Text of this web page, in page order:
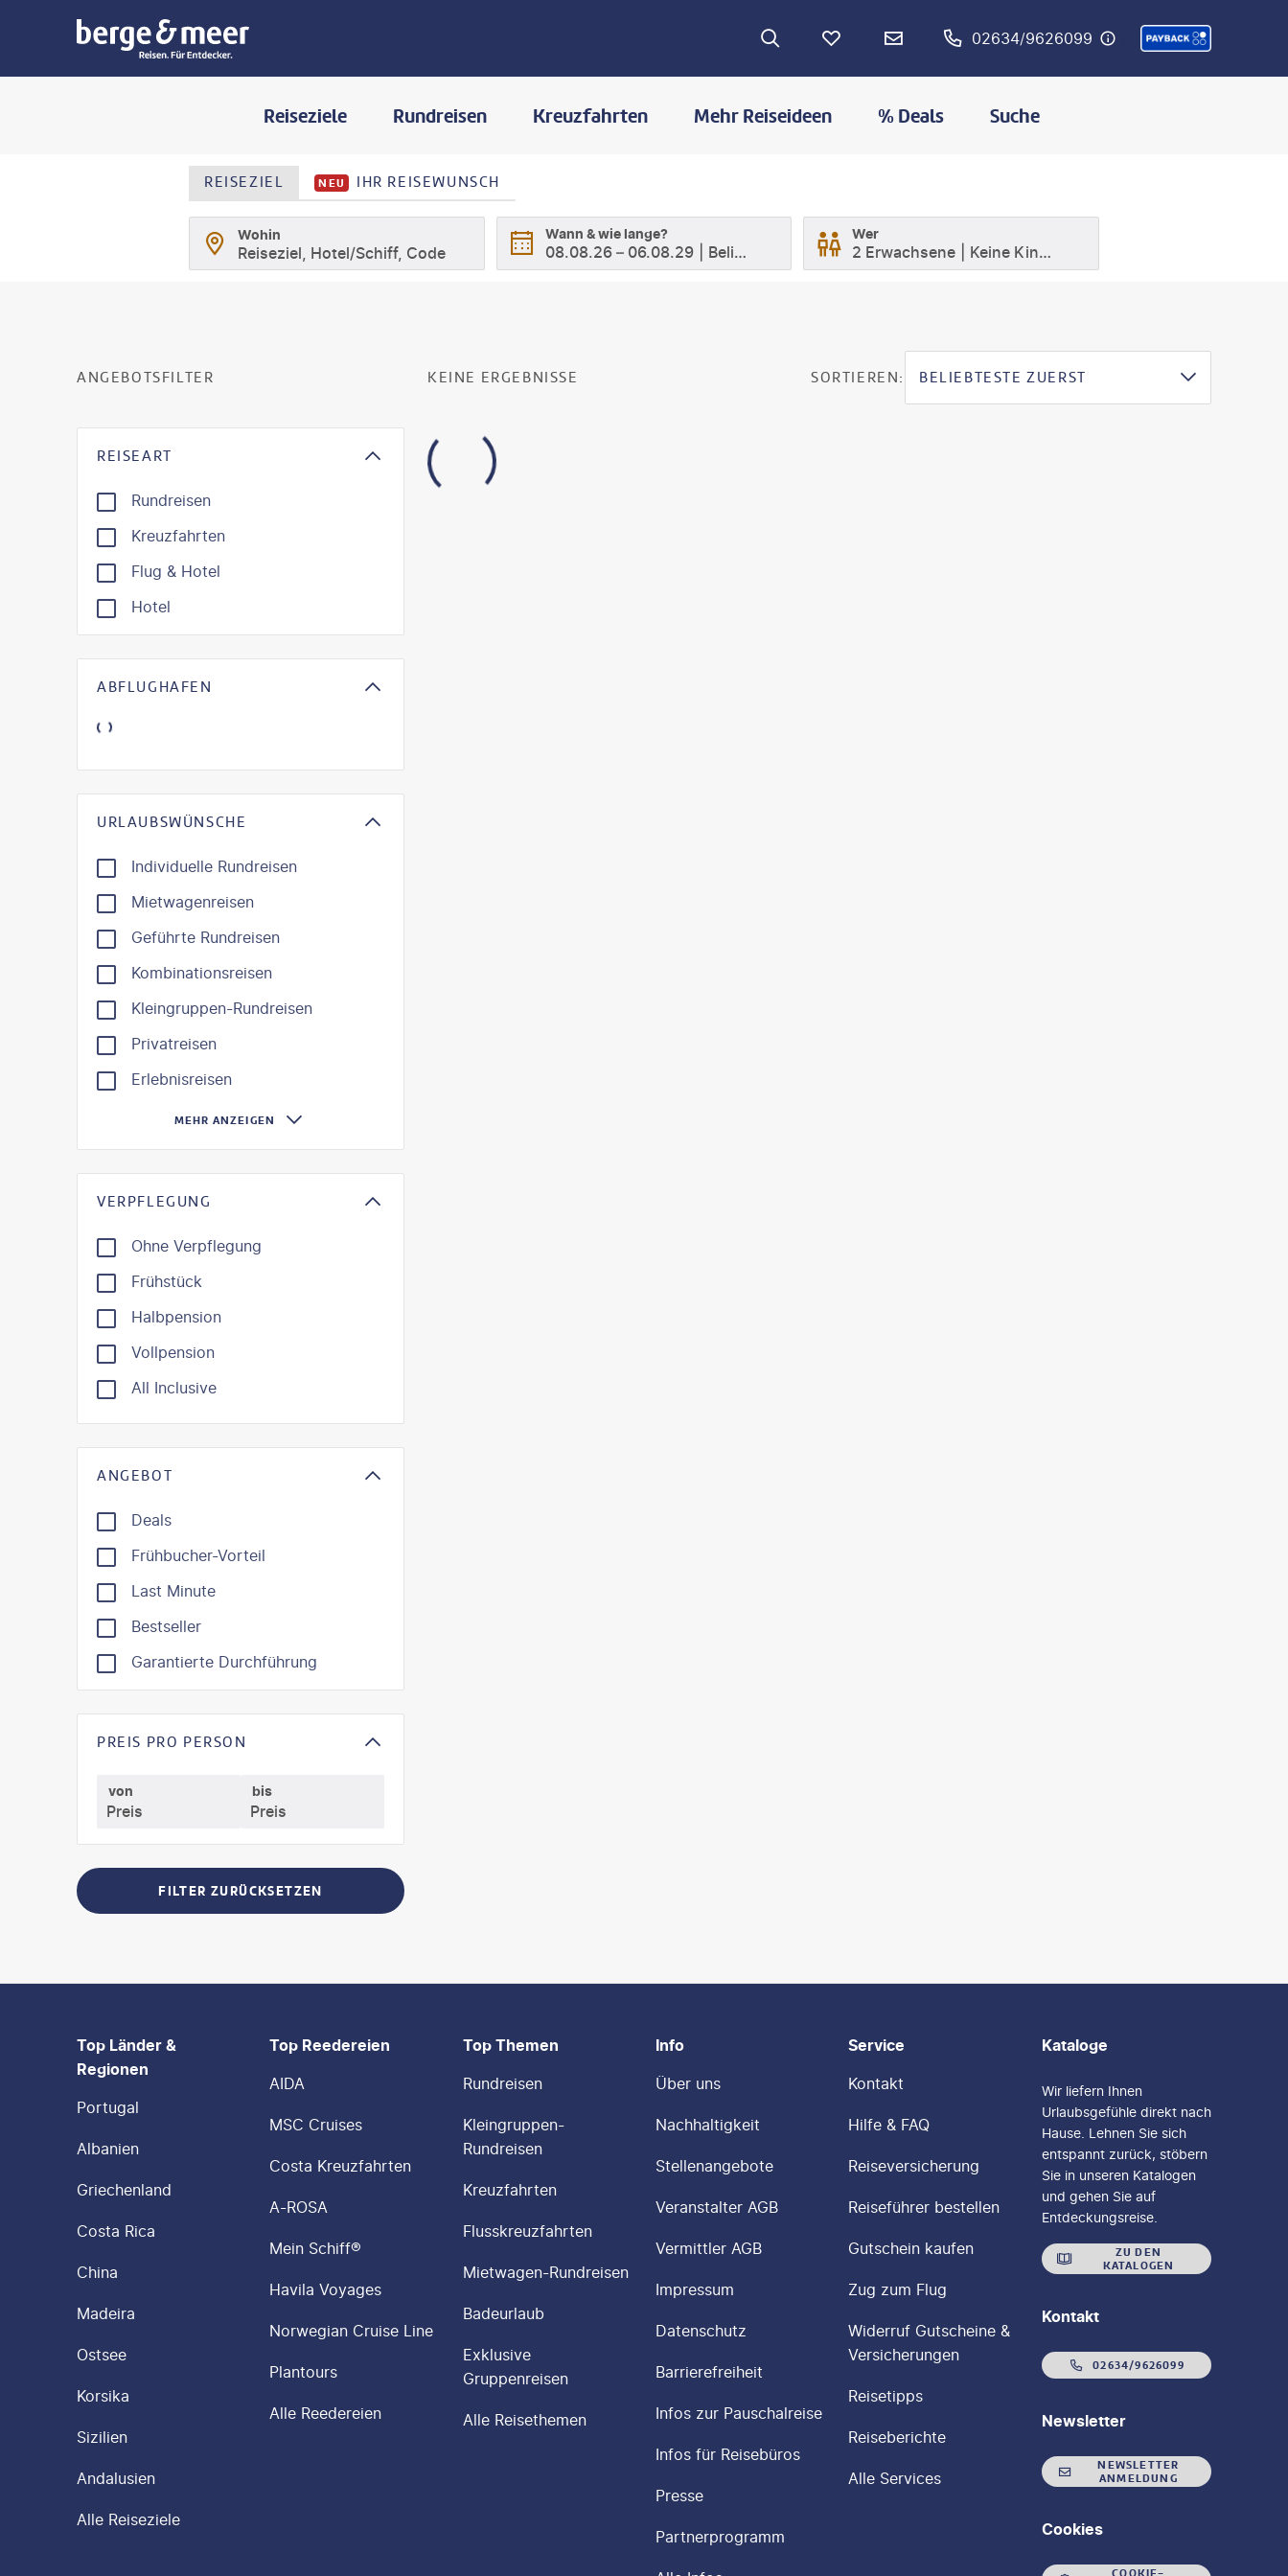
02634/9626099
Reiseziele Rundreisen Kreuzfahrten Mehr Reiseideen % Deals Suche
REISEZIEL NEU IHR REISEWUNSCH
Wohin
Reiseziel, Hotel/Schiff, Code
Wann & wie lange?
08.08.26– 06.08.29 Beliebig
Wer
2 Erwachsene Keine Kinder
ANGEBOTSFILTER
REISEART
Rundreisen
Kreuzfahrten
Flug & Hotel
Hotel
ABFLUGHAFEN
URLAUBSWÜNSCHE
Individuelle Rundreisen
Mietwagenreisen
Geführte Rundreisen
Kombinationsreisen
Kleingruppen-Rundreisen
Privatreisen
Erlebnisreisen
MEHR ANZEIGEN
VERPFLEGUNG
Ohne Verpflegung
Frühstück
Halbpension
Vollpension
All Inclusive
ANGEBOT
Deals
Frühbucher-Vorteil
Last Minute
Bestseller
Garantierte Durchführung
PREIS PRO PERSON
von bis
FILTER ZURÜCKSETZEN
SUCHERGEBNISSE
KEINE ERGEBNISSE SORTIEREN: BELIEBTESTE ZUERST
Footer navigation
Top Länder &
Regionen
Portugal
Albanien
Griechenland
Costa Rica
China
Madeira
Ostsee
Korsika
Sizilien
Andalusien
Alle Reiseziele
Top Reedereien
AIDA
MSC Cruises
Costa Kreuzfahrten
A-ROSA
Mein Schiff®
Havila Voyages
Norwegian Cruise Line
Plantours
Alle Reedereien
Top Themen
Rundreisen
Kleingruppen-
Rundreisen
Kreuzfahrten
Flusskreuzfahrten
Mietwagen-Rundreisen
Badeurlaub
Exklusive
Gruppenreisen
Alle Reisethemen
Info
Über uns
Nachhaltigkeit
Stellenangebote
Veranstalter AGB
Vermittler AGB
Impressum
Datenschutz
Barrierefreiheit
Infos zur Pauschalreise
Infos für Reisebüros
Presse
Partnerprogramm
Service
Kontakt
Hilfe & FAQ
Reiseversicherung
Reiseführer bestellen
Gutschein kaufen
Zug zum Flug
Widerruf Gutscheine &
Versicherungen
Reisetipps
Reiseberichte
Alle Services
Kataloge
Wir liefern Ihnen
Urlaubsgefühle direkt nach
Hause. Lehnen Sie sich
entspannt zurück, stöbern
Sie in unseren Katalogen
und gehen Sie auf
Entdeckungsreise.
ZU DEN
KATALOGEN
Kontakt
02634/9626099
Newsletter
NEWSLETTER
ANMELDUNG
Cookies